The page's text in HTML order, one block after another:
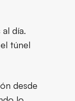
día.
túnel
desde